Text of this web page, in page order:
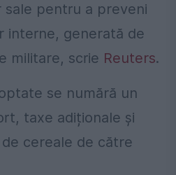
pentru a preveni
interne, generată de
militare, scrie Reuters.
se numără un
taxe adiționale și
cereale de către